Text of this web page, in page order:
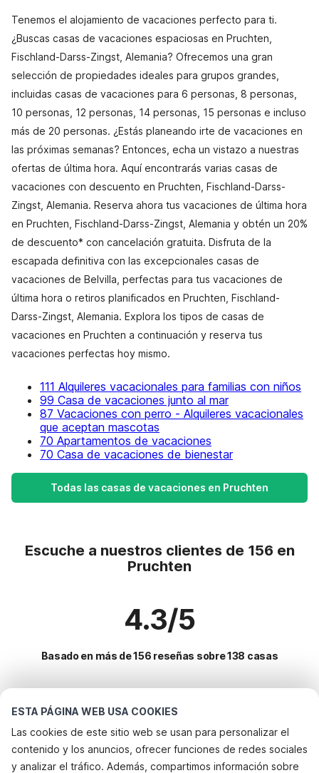
ESTA PÁGINA WEB USA COOKIES
Las cookies de este sitio web se usan para personalizar el
contenido y los anuncios, ofrecer funciones de redes sociales
y analizar el tráfico. Además, compartimos información sobre
Tenemos el alojamiento de vacaciones perfecto para ti.
¿Buscas casas de vacaciones espaciosas en Pruchten,
Fischland-Darss-Zingst, Alemania? Ofrecemos una gran
selección de propiedades ideales para grupos grandes,
incluidas casas de vacaciones para 6 personas, 8 personas,
10 personas, 12 personas, 14 personas, 15 personas e incluso
más de 20 personas. ¿Estás planeando irte de vacaciones en
las próximas semanas? Entonces, echa un vistazo a nuestras
ofertas de última hora. Aquí encontrarás varias casas de
vacaciones con descuento en Pruchten, Fischland-Darss-
Zingst, Alemania. Reserva ahora tus vacaciones de última hora
en Pruchten, Fischland-Darss-Zingst, Alemania y obtén un 20%
de descuento* con cancelación gratuita. Disfruta de la
escapada definitiva con las excepcionales casas de
vacaciones de Belvilla, perfectas para tus vacaciones de
última hora o retiros planificados en Pruchten, Fischland-
Darss-Zingst, Alemania. Explora los tipos de casas de
vacaciones en Pruchten a continuación y reserva tus
vacaciones perfectas hoy mismo.
111 Alquileres vacacionales para familias con niños
99 Casa de vacaciones junto al mar
87 Vacaciones con perro - Alquileres vacacionales
que aceptan mascotas
70 Apartamentos de vacaciones
70 Casa de vacaciones de bienestar
Todas las casas de vacaciones en Pruchten
Escuche a nuestros clientes de 156 en
Pruchten
4.3/5
Basado en más de 156 reseñas sobre 138 casas
Destinos más populares para vacaciones
Ciudades con los mejores servicios para vacaciones
Casa de vacaciones junto al mar ahrenshoop